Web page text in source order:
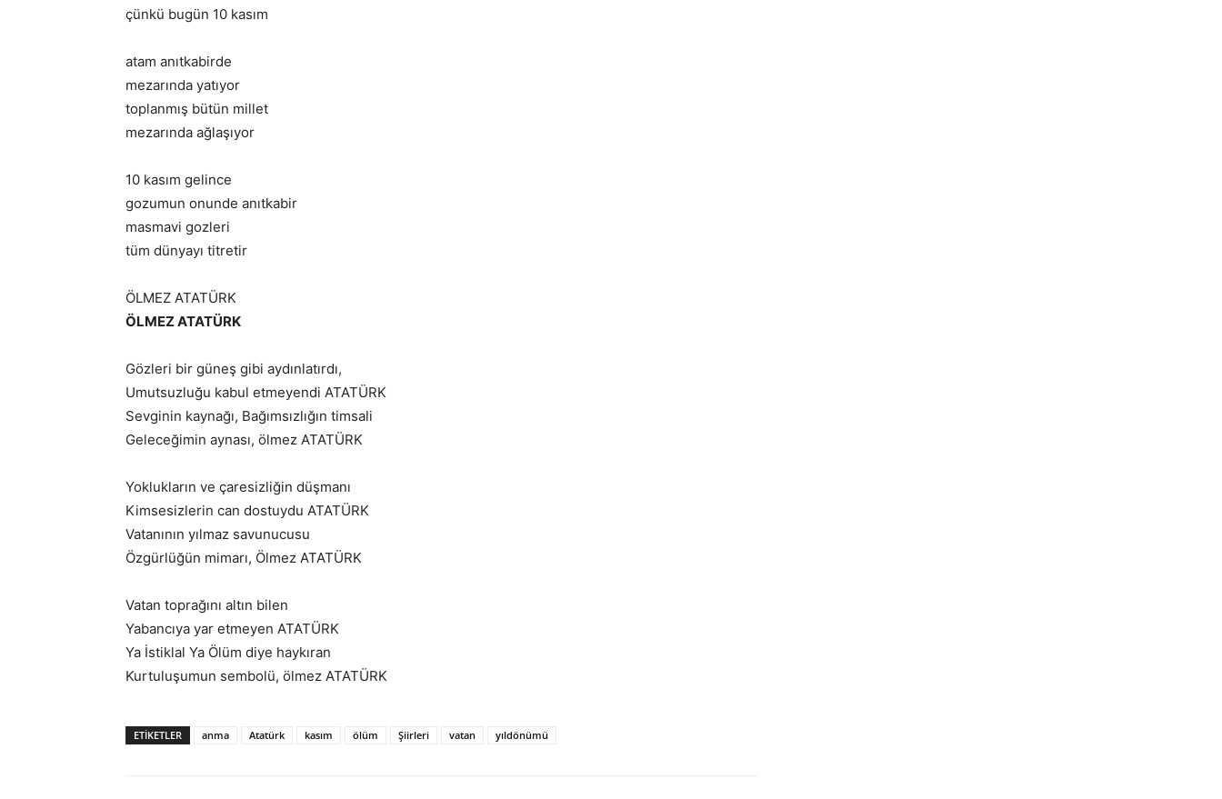
çünkü bugün 10 kasım
atam anıtkabirde
mezarında yatıyor
toplanmış bütün millet
mezarında ağlaşıyor
10 kasım gelince
gozumun onunde anıtkabir
masmavi gozleri
tüm dünyayı titretir
ÖLMEZ ATATÜRK
ÖLMEZ ATATÜRK
Gözleri bir güneş gibi aydınlatırdı,
Umutsuzluğu kabul etmeyendi ATATÜRK
Sevginin kaynağı, Bağımsızlığın timsali
Geleceğimin aynası, ölmez ATATÜRK
Yoklukların ve çaresizliğin düşmanı
Kimsesizlerin can dostuydu ATATÜRK
Vatanının yılmaz savunucusu
Özgürlüğün mimarı, Ölmez ATATÜRK
Vatan toprağını altın bilen
Yabancıya yar etmeyen ATATÜRK
Ya İstiklal Ya Ölüm diye haykıran
Kurtuluşumun sembolü, ölmez ATATÜRK
ETIKETLER anma Atatürk kasım ölüm Şiirleri vatan yıldönümü